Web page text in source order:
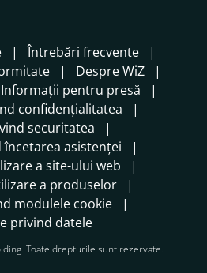
Întrebări frecvente
Despre WiZ
Informații pentru presă
confidențialitatea
securitatea
asistenței
a site-ului web
a produselor
modulele cookie
privind datele
Toate drepturile sunt rezervate.